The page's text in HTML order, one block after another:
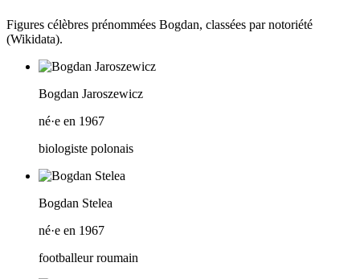
Figures célèbres prénommées Bogdan, classées par notoriété
(Wikidata).
Bogdan Jaroszewicz
né·e en 1967
biologiste polonais
Bogdan Stelea
né·e en 1967
footballeur roumain